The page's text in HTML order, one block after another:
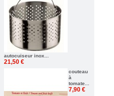
autocuiseur inox...
21,50 €
couteau
à
tomate...
7,90 €